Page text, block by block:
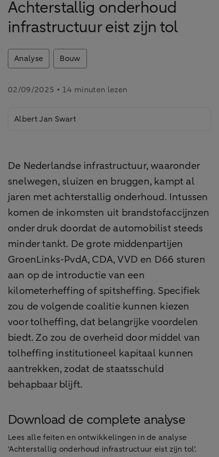
Achterstallig onderhoud
infrastructuur eist zijn tol
Analyse Bouw
02/09/2025 • 14 minuten lezen
Albert Jan Swart
De Nederlandse infrastructuur, waaronder
snelwegen, sluizen en bruggen, kampt al
jaren met achterstallig onderhoud. Intussen
komen de inkomsten uit brandstofaccijnzen
onder druk doordat de automobilist steeds
minder tankt. De grote middenpartijen
GroenLinks-PvdA, CDA, VVD en D66 sturen
aan op de introductie van een
kilometerheffing of spitsheffing. Specifiek
zou de volgende coalitie kunnen kiezen
voor tolheffing, dat belangrijke voordelen
biedt. Zo zou de overheid door middel van
tolheffing institutioneel kapitaal kunnen
aantrekken, zodat de staatsschuld
behapbaar blijft.
Download de complete analyse
Lees alle feiten en ontwikkelingen in de analyse
'Achterstallig onderhoud infrastructuur eist zijn tol'.